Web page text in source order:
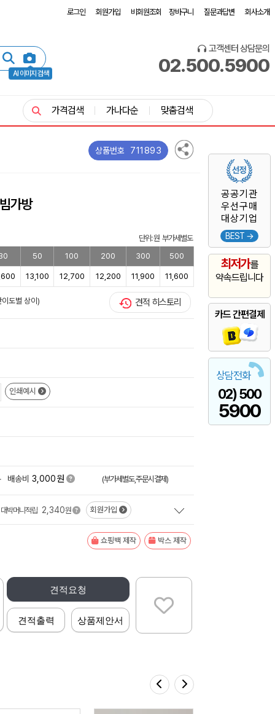
로그인 회원가입 비회원조회 장바구니 질문과답변 회사소개
AI 이미지 검색
고객센터 상담문의
02.500.5900
공공기관
우선구매
대상기업
BEST →
최저가를
약속드립니다
카드 간편결제
상담전화
02) 500
5900
가격검색 가나다순 맞춤검색
상품번호 711893
가방
단위: 원 부가세별도
50 100 200 300 500
13,100 12,700 12,200 11,900 11,600
도별 상이) 견적 히스토리
인쇄예시
배송비 3,000원 (부가세별도,주문시결제)
대박머니적립 2,340원 회원가입
쇼핑백 제작 박스 제작
견적요청
견적출력 상품제안서